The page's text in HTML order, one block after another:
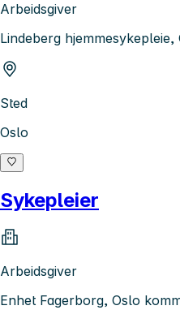
Arbeidsgiver
Lindeberg
Sted
Oslo
Sykepleier
Arbeidsgiver
Enhet Fagerborg, Oslo